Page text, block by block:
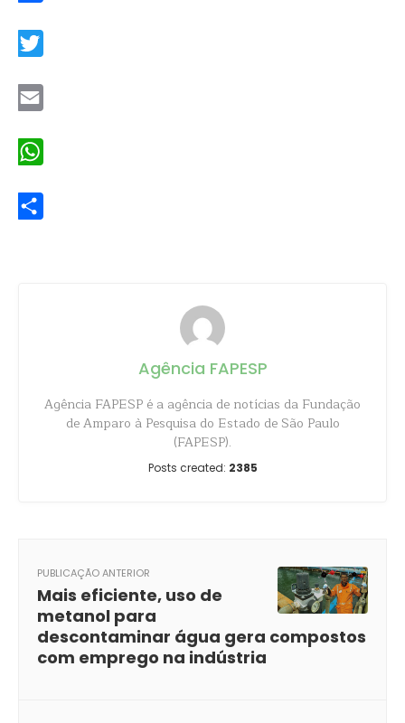
Agência FAPESP
Agência FAPESP é a agência de notícias da Fundação
de Amparo à Pesquisa do Estado de São Paulo
(FAPESP).
Posts created: 2385
PUBLICAÇÃO ANTERIOR
Mais eficiente, uso de
metanol para
descontaminar água gera compostos
com emprego na indústria